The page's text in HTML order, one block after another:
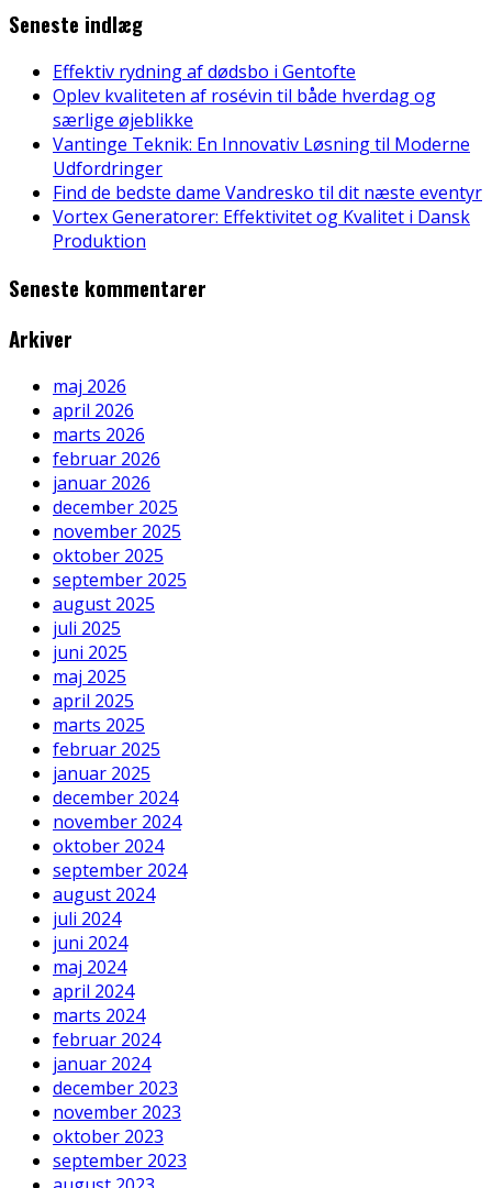
Seneste indlæg
Effektiv rydning af dødsbo i Gentofte
Oplev kvaliteten af rosévin til både hverdag og
særlige øjeblikke
Vantinge Teknik: En Innovativ Løsning til Moderne
Udfordringer
Find de bedste dame Vandresko til dit næste eventyr
Vortex Generatorer: Effektivitet og Kvalitet i Dansk
Produktion
Seneste kommentarer
Arkiver
maj 2026
april 2026
marts 2026
februar 2026
januar 2026
december 2025
november 2025
oktober 2025
september 2025
august 2025
juli 2025
juni 2025
maj 2025
april 2025
marts 2025
februar 2025
januar 2025
december 2024
november 2024
oktober 2024
september 2024
august 2024
juli 2024
juni 2024
maj 2024
april 2024
marts 2024
februar 2024
januar 2024
december 2023
november 2023
oktober 2023
september 2023